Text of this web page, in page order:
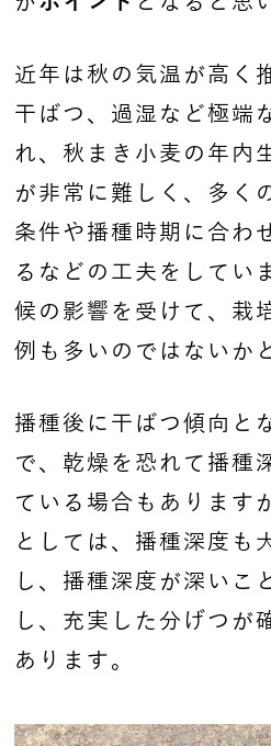
近年は秋の気温が高く
干ばつ、過湿など極端
れ、秋まき小麦の年内
が非常に難しく、多く
条件や播種時期に合わ
るなどの工夫をしてい
候の影響を受けて、栽
例も多いのではないか
播種後に干ばつ傾向と
で、乾燥を恐れて播種
ている場合もあります
としては、播種深度も
し、播種深度が深いこ
し、充実した分げつが
あります。